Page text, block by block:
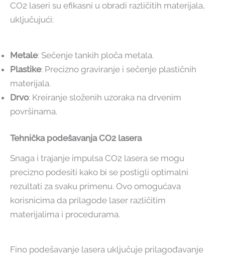
CO2 laseri su efikasni u obradi različitih materijala,
uključujući:
Metale: Sečenje tankih ploča metala.
Plastike: Precizno graviranje i sečenje plastičnih
materijala.
Drvo: Kreiranje složenih uzoraka na drvenim
površinama.
Tehnička podešavanja CO2 lasera
Snaga i trajanje impulsa CO2 lasera se mogu
precizno podesiti kako bi se postigli optimalni
rezultati za svaku primenu. Ovo omogućava
korisnicima da prilagode laser različitim
materijalima i procedurama.
Fino podešavanje lasera uključuje prilagođavanje